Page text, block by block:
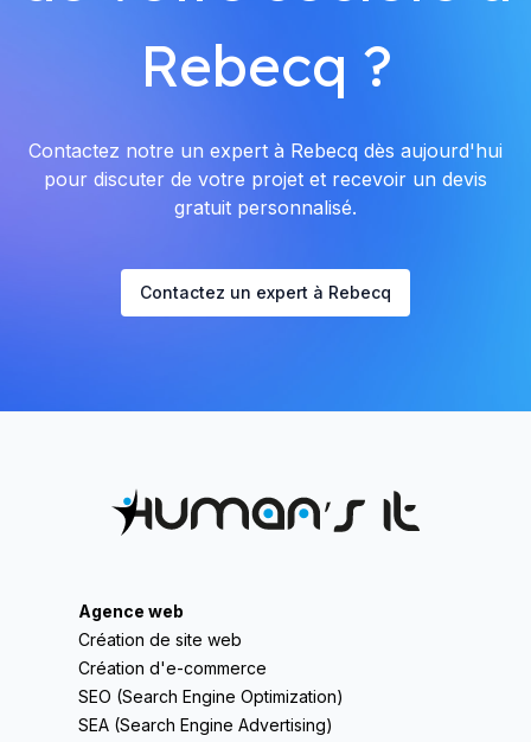
Rebecq ?
Contactez notre un expert à Rebecq dès aujourd'hui
pour discuter de votre projet et recevoir un devis
gratuit personnalisé.
Contactez un expert à Rebecq
Agence web
Création de site web
Création d'e-commerce
SEO (Search Engine Optimization)
SEA (Search Engine Advertising)